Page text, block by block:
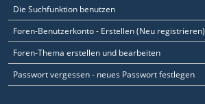
Die Suchfunktion benutzen
Foren-Benutzerkonto - Erstellen (Neu registrieren)
Foren-Thema erstellen und bearbeiten
Passwort vergessen - neues Passwort festlegen